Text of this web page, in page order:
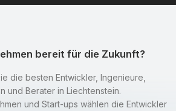
bereit für die Zukunft?
die besten Entwickler, Ingenieure,
und Berater in Liechtenstein.
und Start-ups wählen die Entwickler